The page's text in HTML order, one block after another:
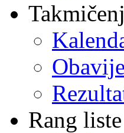
Rang liste